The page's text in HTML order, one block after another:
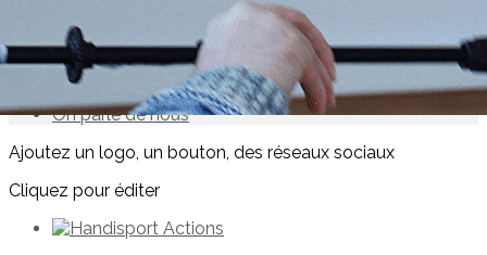
Actualités Ecosystème
Notre histoire
Conseil d'administration
Partenaires publics
Partenaires privés
On parle de nous
Ajoutez un logo, un bouton, des réseaux sociaux
Cliquez pour éditer